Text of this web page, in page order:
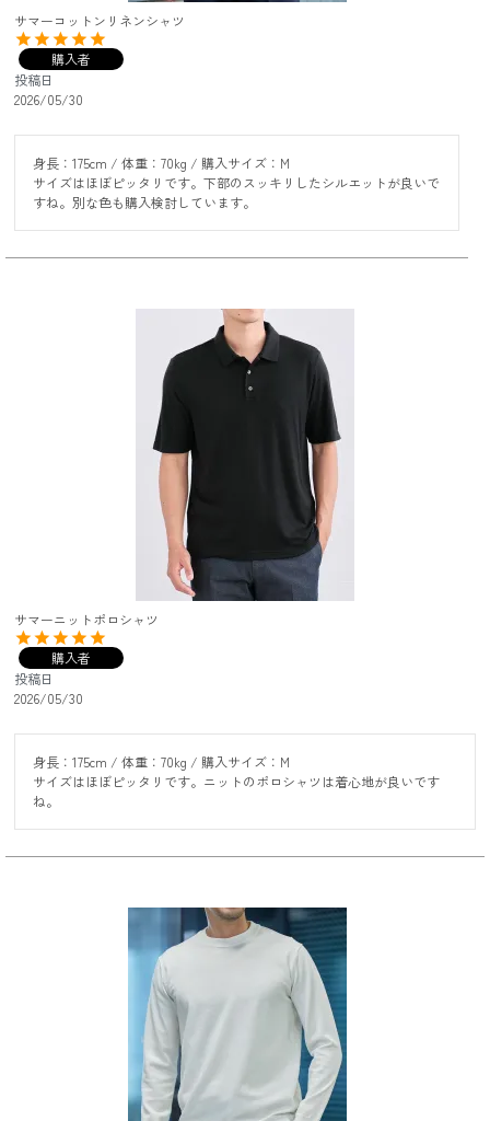
サマーコットンリネンシャツ
購入者
投稿日
2026/05/30
身長：175cm / 体重：70kg / 購入サイズ：M
サイズはほぼピッタリです。下部のスッキリしたシルエットが良いで
すね。別な色も購入検討しています。
サマーニットポロシャツ
購入者
投稿日
2026/05/30
身長：175cm / 体重：70kg / 購入サイズ：M
サイズはほぼピッタリです。ニットのポロシャツは着心地が良いです
ね。